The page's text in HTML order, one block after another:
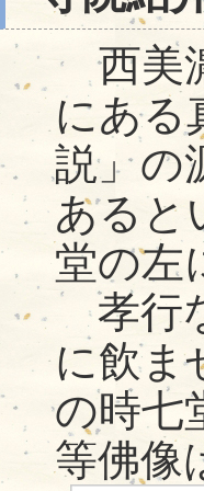
西美
にある
説」の
あると
堂の左
孝行
に飲ま
の時七
等佛像